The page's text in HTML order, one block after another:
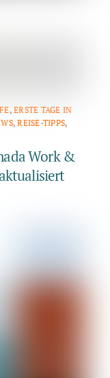
,ERSTE TAGE IN
,REISE-TIPPS,
Work &